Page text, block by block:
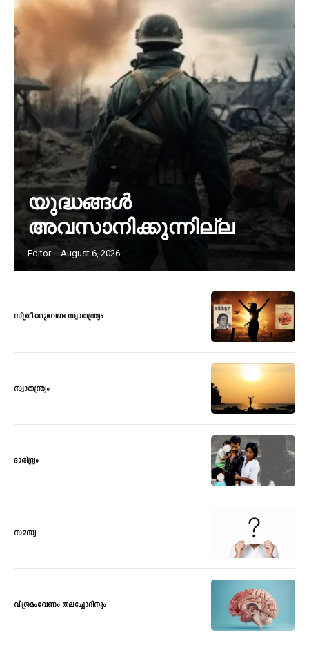
യുദ്ധങ്ങൾ
അവസാനിക്കുന്നില്ല
Editor - August 6, 2026
സ്ത്രീക്കുവേണ്ട സ്വാതന്ത്ര്യം
സ്വാതന്ത്ര്യം
ദാരിദ്ര്യം
സമസ്യ
വിശ്രമംവേണം തലച്ചോറിനും